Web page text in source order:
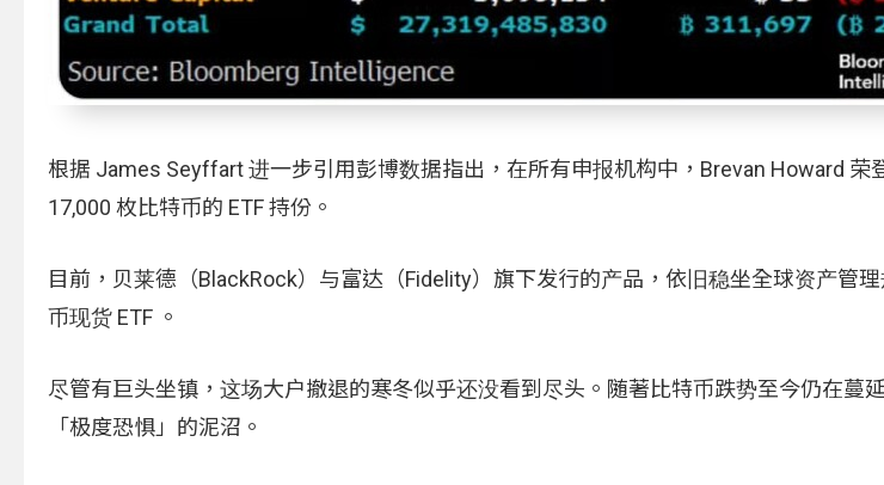
根据 James Seyffart 进一步引用彭博数据指出，在所有申报机构中，Brevan Howard 荣
17,000 枚比特币的 ETF 持份。
目前，贝莱德（BlackRock）与富达（Fidelity）旗下发行的产品，依旧稳坐全球资产管
币现货 ETF 。
尽管有巨头坐镇，这场大户撤退的寒冬似乎还没看到尽头。随著比特币跌势至今仍在蔓
「极度恐惧」的泥沼。